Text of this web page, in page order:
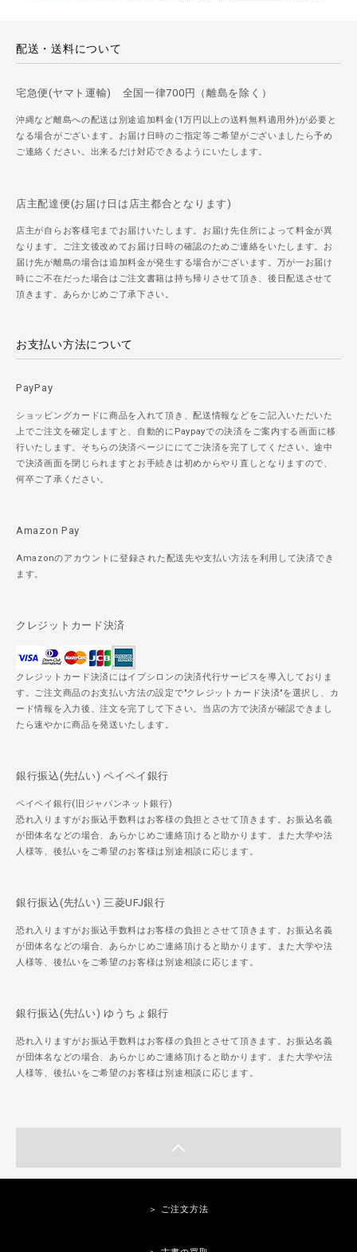
配送・送料について
宅急便(ヤマト運輸) 全国一律700円（離島を除く）
沖縄など離島への配送は別途追加料金(1万円以上の送料無料適用外)が必要と
なる場合がございます。お届け日時のご指定等ご希望がございましたら予め
ご連絡ください。出来るだけ対応できるようにいたします。
店主配達便(お届け日は店主都合となります)
店主が自らお客様宅までお届けいたします。お届け先住所によって料金が異
なります。ご注文後改めてお届け日時の確認のためご連絡をいたします。お
届け先が離島の場合は追加料金が発生する場合がございます。万が一お届け
時にご不在だった場合はご注文書籍は持ち帰りさせて頂き、後日配送させて
頂きます。あらかじめご了承下さい。
お支払い方法について
PayPay
ショッピングカードに商品を入れて頂き、配送情報などをご記入いただいた
上でご注文を確定しますと、自動的にPaypayでの決済をご案内する画面に移
行いたします。そちらの決済ページににてご決済を完了してください。途中
で決済画面を閉じられますとお手続きは初めからやり直しとなりますので、
何卒ご了承ください。
Amazon Pay
Amazonのアカウントに登録された配送先や支払い方法を利用して決済でき
ます。
クレジットカード決済
クレジットカード決済にはイプシロンの決済代行サービスを導入しておりま
す。ご注文商品のお支払い方法の設定で"クレジットカード決済"を選択し、カ
ード情報を入力後、注文を完了して下さい。当店の方で決済が確認できまし
たら速やかに商品を発送いたします。
銀行振込(先払い) ペイペイ銀行
ペイペイ銀行(旧ジャパンネット銀行)
恐れ入りますがお振込手数料はお客様の負担とさせて頂きます。お振込名義
が団体名などの場合、あらかじめご連絡頂けると助かります。また大学や法
人様等、後払いをご希望のお客様は別途相談に応じます。
銀行振込(先払い) 三菱UFJ銀行
恐れ入りますがお振込手数料はお客様の負担とさせて頂きます。お振込名義
が団体名などの場合、あらかじめご連絡頂けると助かります。また大学や法
人様等、後払いをご希望のお客様は別途相談に応じます。
銀行振込(先払い) ゆうちょ銀行
恐れ入りますがお振込手数料はお客様の負担とさせて頂きます。お振込名義
が団体名などの場合、あらかじめご連絡頂けると助かります。また大学や法
人様等、後払いをご希望のお客様は別途相談に応じます。
＞ ご注文方法